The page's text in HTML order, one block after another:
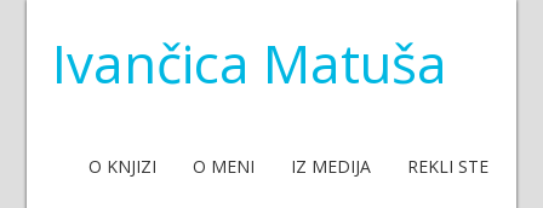
Ivančica Matuša
O KNJIZI O MENI IZ MEDIJA REKLI STE